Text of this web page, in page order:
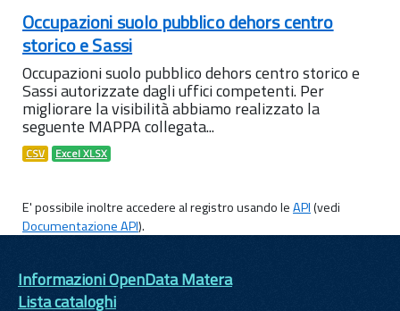
Occupazioni suolo pubblico dehors centro
storico e Sassi
Occupazioni suolo pubblico dehors centro storico e
Sassi autorizzate dagli uffici competenti. Per
migliorare la visibilità abbiamo realizzato la
seguente MAPPA collegata...
CSV Excel XLSX
E' possibile inoltre accedere al registro usando leAPI(vedi
Documentazione API).
Informazioni OpenData Matera
Lista cataloghi